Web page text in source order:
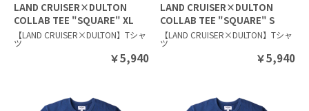
LAND CRUISER×DULTON
COLLAB TEE "SQUARE" XL
SILVER GRAY
【LAND CRUISER×DULTON】Tシャ
ツ
￥5,940
LAND CRUISER×DULTON
COLLAB TEE "SQUARE" S
NAVY
【LAND CRUISER×DULTON】Tシャ
ツ
￥5,940